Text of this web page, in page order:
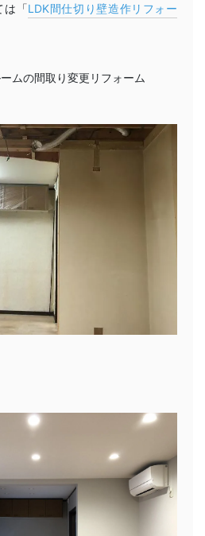
は「LDK間仕切り壁造作リフォー
ムの間取り変更リフォーム